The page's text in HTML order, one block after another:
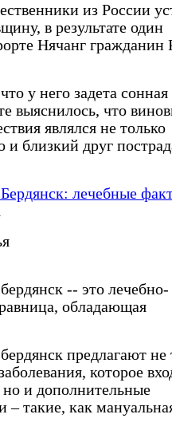
из России
в результате один
Нячанг
у него задета сонная
выяснилось, что
являлся не только
и близкий друг
лечебные
-- это лечебно-
обладающая
предлагают не
которое
и дополнительные
– такие, как